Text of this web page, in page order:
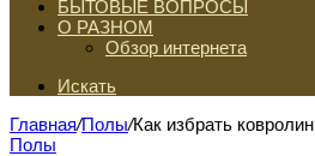
БЫТОВЫЕ ВОПРОСЫ
О РАЗНОМ
Обзор интернета
Искать
Главная/Полы/Как избрать ковролин
Полы